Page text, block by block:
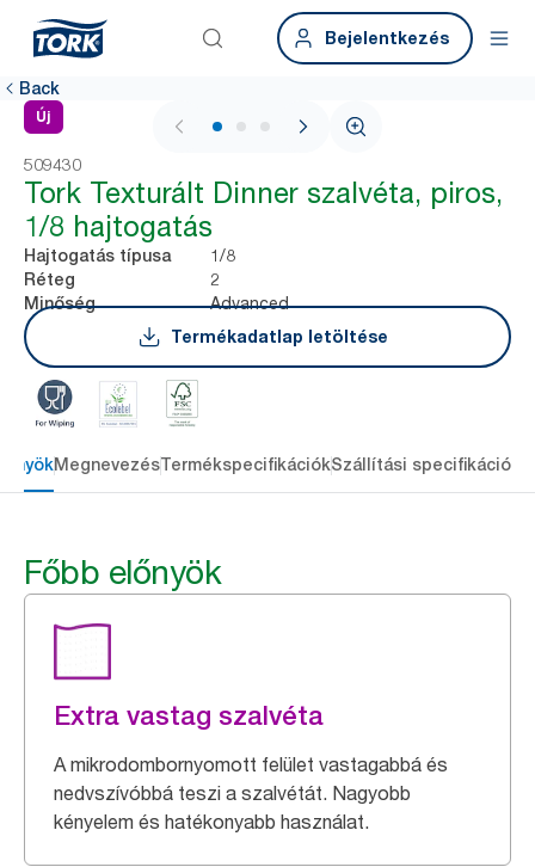
Bejelentkezés
Back
Új
1 / 3
509430
Tork Texturált Dinner szalvéta, piros,
1/8 hajtogatás
Hajtogatás típusa 1/8
Réteg 2
Minőség
Advanced
Termékadatlap letöltése
MegnevezésTermékspecifikációkSzállítási specifikációk
Főbb előnyök
Extra vastag szalvéta
A mikrodombornyomott felület vastagabbá és
nedvszívóbbá teszi a szalvétát. Nagyobb
kényelem és hatékonyabb használat.